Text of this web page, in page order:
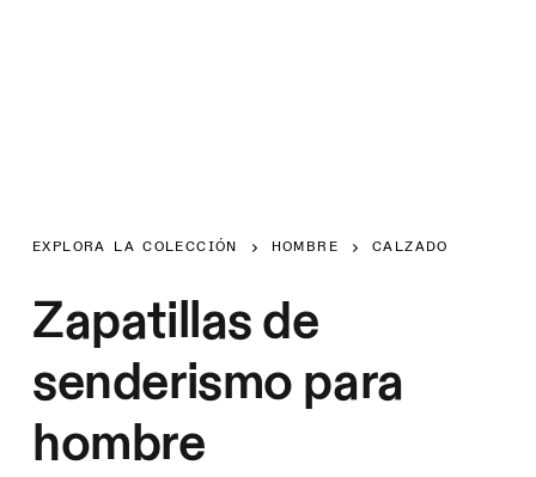
EXPLORA LA COLECCIÓN HOMBRE CALZADO
Zapatillas de
senderismo para
hombre